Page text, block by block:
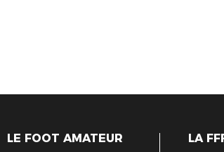
LE FOOT AMATEUR LA